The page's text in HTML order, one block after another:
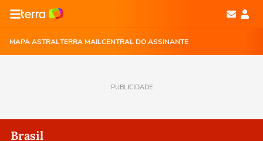
MAPA ASTRALTERRA MAILCENTRAL DO ASSINANTE
PUBLICIDADE
Brasil